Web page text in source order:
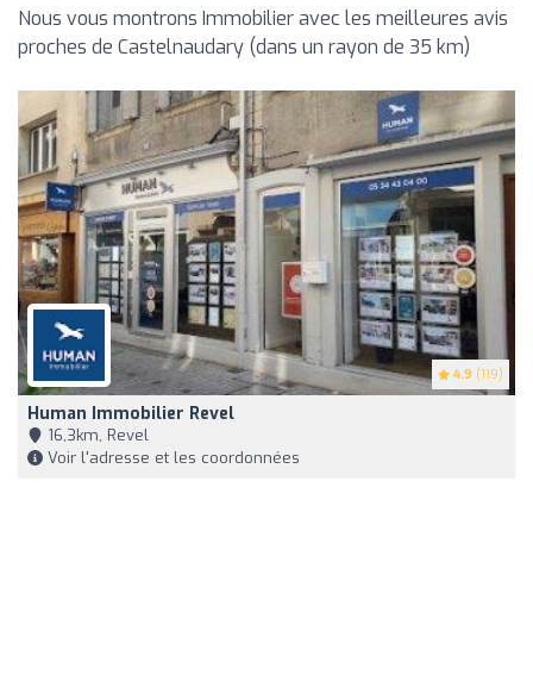
Nous vous montrons Immobilier avec les meilleures avis
proches de Castelnaudary (dans un rayon de 35 km)
4.9 (119)
Human Immobilier Revel
16,3km, Revel
Voir l'adresse et les coordonnées